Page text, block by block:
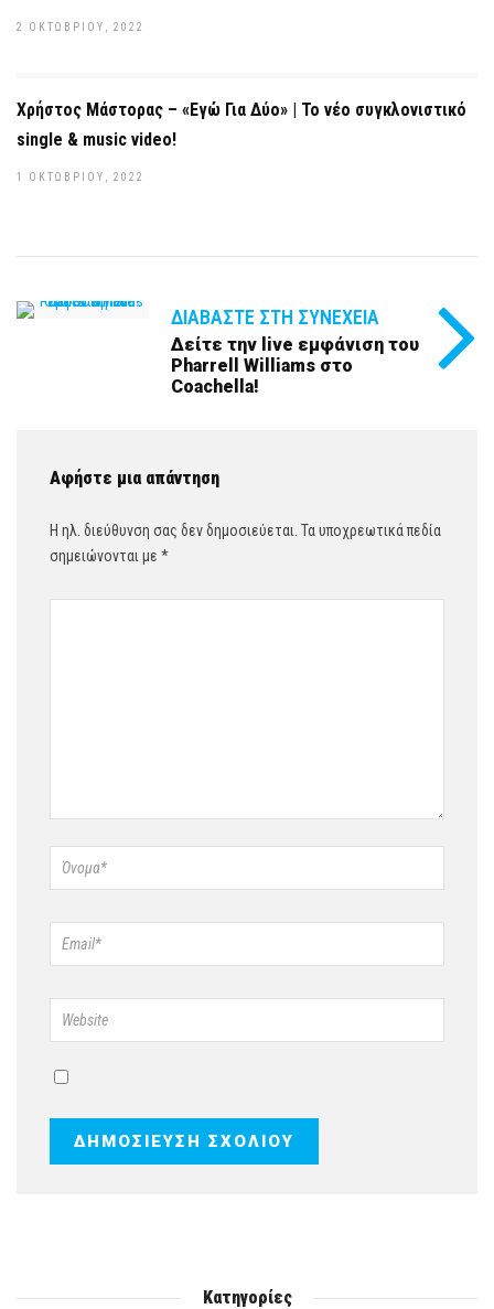
2 ΟΚΤΩΒΡΊΟΥ, 2022
Χρήστος Μάστορας – «Εγώ Για Δύο» | Το νέο συγκλονιστικό
single & music video!
1 ΟΚΤΩΒΡΊΟΥ, 2022
ΔΙΑΒΆΣΤΕ ΣΤΗ ΣΥΝΈΧΕΙΑ
Δείτε την live εμφάνιση του
Pharrell Williams στο
Coachella!
Αφήστε μια απάντηση
Η ηλ. διεύθυνση σας δεν δημοσιεύεται. Τα υποχρεωτικά πεδία
σημειώνονται με *
Κατηγορίες